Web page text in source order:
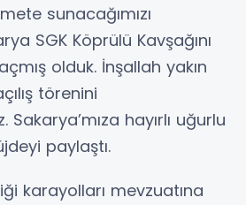
sunacağımızı
SGK Köprülü Kavşağını
olduk. İnşallah yakın
törenini
hayırlı uğurlu
paylaştı.
karayolları mevzuatına